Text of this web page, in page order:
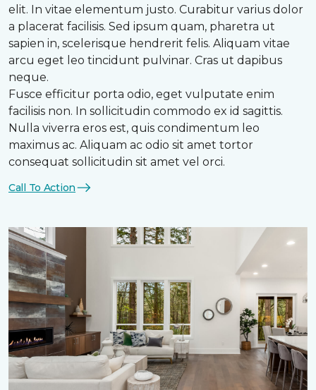
elit. In vitae elementum justo. Curabitur varius dolor
a placerat facilisis. Sed ipsum quam, pharetra ut
sapien in, scelerisque hendrerit felis. Aliquam vitae
arcu eget leo tincidunt pulvinar. Cras ut dapibus
neque.
Fusce efficitur porta odio, eget vulputate enim
facilisis non. In sollicitudin commodo ex id sagittis.
Nulla viverra eros est, quis condimentum leo
maximus ac. Aliquam ac odio sit amet tortor
consequat sollicitudin sit amet vel orci.
Call To Action